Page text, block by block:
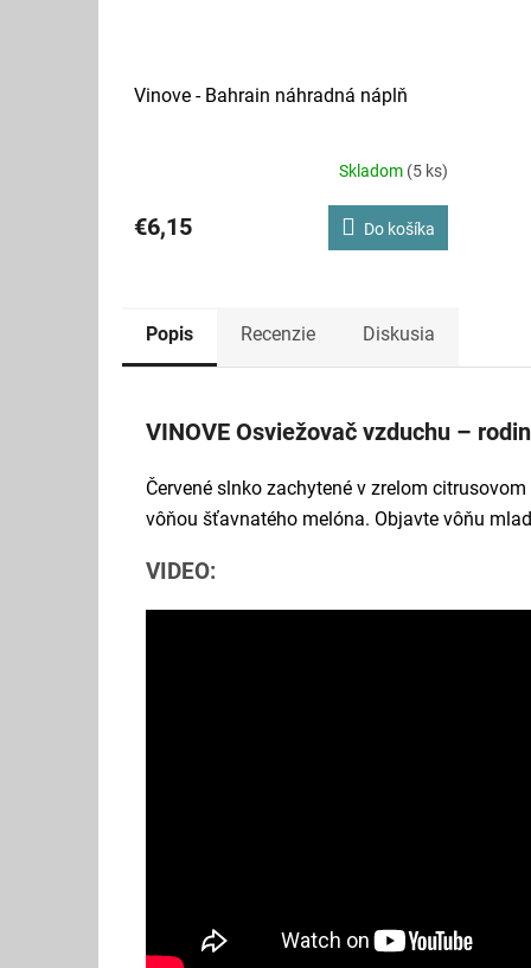
Vinove - Bahrain náhradná náplň
Skladom (5 ks)
€6,15 Do košíka
Popis Recenzie Diskusia
VINOVE Osviežovač vzduchu –
Červené slnko zachytené v zrelom
vôňou šťavnatého melóna. Objavte vôňu
VIDEO: